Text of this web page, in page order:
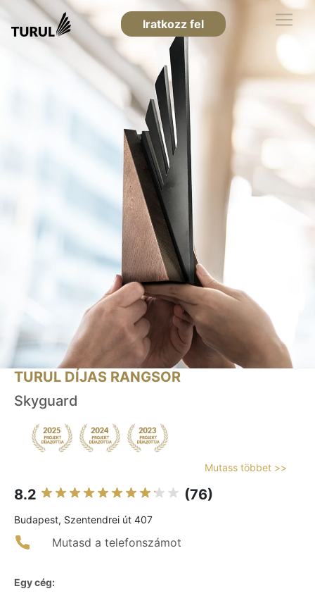
Iratkozz fel
TURUL DÍJAS RANGSOR
Skyguard
Mutass többet >>
8.2 (76)
Budapest, Szentendrei út 407
Mutasd a telefonszámot
Egy cég: